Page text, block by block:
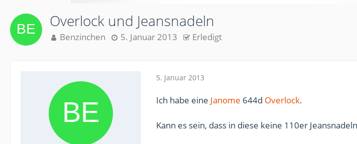
Overlock und Jeansnadeln
Benzinchen 5. Januar 2013 Erledigt
5. Januar 2013
Ich habe eine Janome 644d Overlock.
Kann es sein, dass in diese keine 110er